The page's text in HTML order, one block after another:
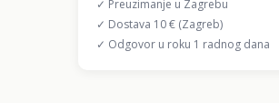
✓ Preuzimanje u Zagrebu
✓ Dostava 10 € (Zagreb)
✓ Odgovor u roku 1 radnog dana